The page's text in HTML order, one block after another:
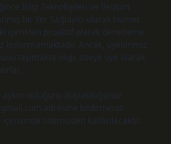
Bilgi Teknolojileri ve İletişim
bir Yer Sağlayıcı olarak hizmet
içerikleri proaktif olarak denetleme
bulunmamaktadır. Ancak, üyelerimiz
taşımakta olup, siteye üye olarak
olduğunu düşündüğünüz
adresine bildirmeniz
sitemizden kaldırılacaktır.